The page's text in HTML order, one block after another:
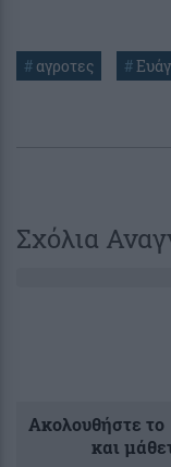
# αγροτες #
Σχόλια
Ακολουθήστε το
και